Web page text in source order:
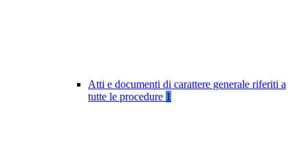
Atti e documenti di carattere generale riferiti a
tutte le procedure 1